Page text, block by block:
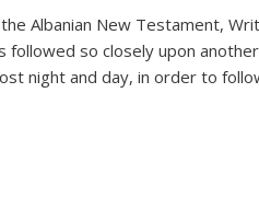
Albanian New Testament,
followed so closely upon
night and day, in order to